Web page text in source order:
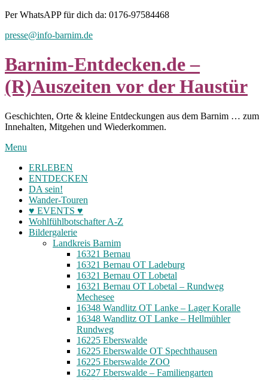
Skip
content
Per WhatsAPP für dich da: 0176-97584468
presse@info-barnim.de
Barnim-Entdecken.de –
(R)Auszeiten vor der Haustür
Geschichten, Orte & kleine Entdeckungen aus dem Barnim … zum
Innehalten, Mitgehen und Wiederkommen.
Menu
ERLEBEN
ENTDECKEN
DA sein!
Wander-Touren
♥ EVENTS ♥
Wohlfühlbotschafter A-Z
Bildergalerie
Landkreis Barnim
16321 Bernau
16321 Bernau OT Ladeburg
16321 Bernau OT Lobetal
16321 Bernau OT Lobetal – Rundweg
Mechesee
16348 Wandlitz OT Lanke – Lager Koralle
16348 Wandlitz OT Lanke – Hellmühler
Rundweg
16225 Eberswalde
16225 Eberswalde OT Spechthausen
16225 Eberswalde ZOO
16227 Eberswalde – Familiengarten